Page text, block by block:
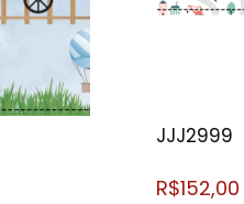
JJJ2999
R$152,00